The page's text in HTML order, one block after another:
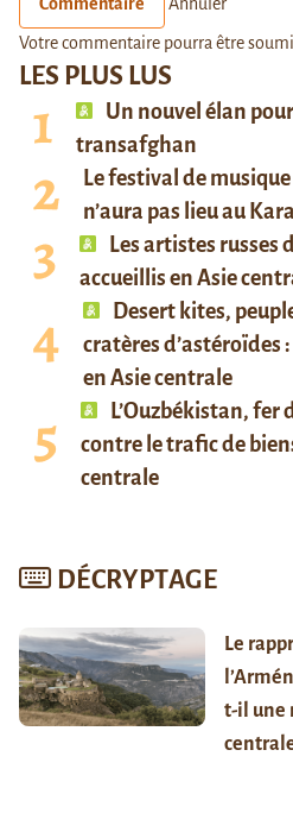
LES PLUS LUS
Un nouvel élan
transafghan
Le festival de
n’aura pas lieu au
Les artistes russes
accueillis en Asie
Desert kites,
cratères d’astéroïdes
en Asie centrale
L’Ouzbékistan, fer
contre le trafic de
centrale
DÉCRYPTAGE
Le
t-il une
Votre commentaire pourra être